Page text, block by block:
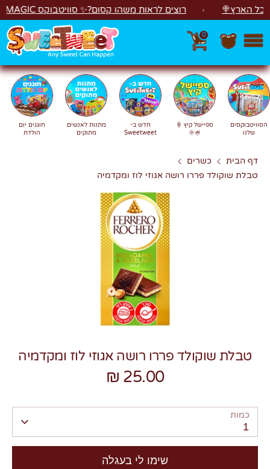
דלג
הארץ🍭 רוצים לראות משהו קסום?✨ סוויטבוקס MAGIC הפך ל"מכונת משחקים"! 🎁🕹️
0
חפשחיפוש
הסוויטבוקסים
שלנו
ספיישל קיץ 🍦
🍧🌞
חדש ב-
Sweetweet
מתנות לאנשים
מתוקים
חוגגים יום
הולדת
דף הבית
כשרים
טבלת שוקולד פררו רושה אגוזי לוז ומקדמיה
טבלת שוקולד פררו רושה אגוזי לוז ומקדמיה
25.00 ₪
כמות
1
שימו לי בעגלה